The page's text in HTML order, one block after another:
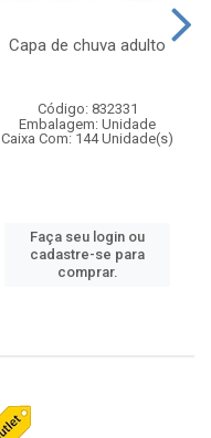
Capa de chuva adulto
Código: 832331
Embalagem: Unidade
Caixa Com: 144 Unidade(s)
Faça seu login ou
cadastre-se para
comprar.